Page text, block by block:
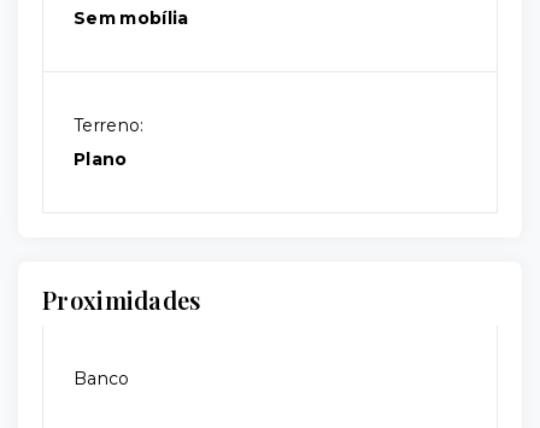
Sem mobília
Terreno:
Plano
Proximidades
Banco